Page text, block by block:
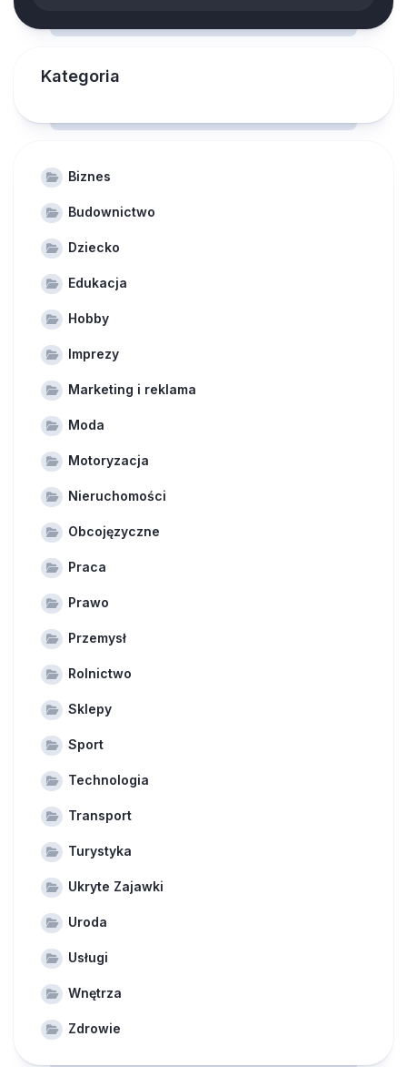
Kategoria
Biznes
Budownictwo
Dziecko
Edukacja
Hobby
Imprezy
Marketing i reklama
Moda
Motoryzacja
Nieruchomości
Obcojęzyczne
Praca
Prawo
Przemysł
Rolnictwo
Sklepy
Sport
Technologia
Transport
Turystyka
Ukryte Zajawki
Uroda
Usługi
Wnętrza
Zdrowie